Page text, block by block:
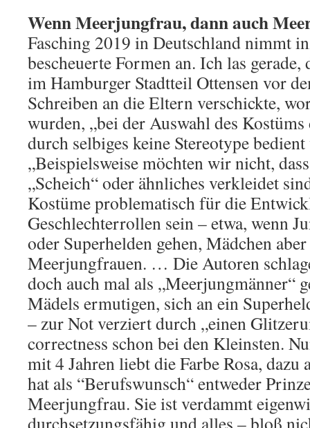
Wenn Meerjungfrau, dann auch
Fasching 2019 in Deutschland nimmt
bescheuerte Formen an. Ich las
im Hamburger Stadtteil Ottensen vor
Schreiben an die Eltern verschickte,
wurden, „bei der Auswahl des Kostüms
durch selbiges keine Stereotype
„Beispielsweise möchten wir nicht,
„Scheich“ oder ähnliches verkleidet
Kostüme problematisch für die
Geschlechterrollen sein – etwa, wenn
oder Superhelden gehen, Mädchen
Meerjungfrauen. … Die Autoren
doch auch mal als „Meerjungmänner“
Mädels ermutigen, sich an ein
– zur Not verziert durch „einen
correctness schon bei den Kleinsten.
mit 4 Jahren liebt die Farbe Rosa, dazu
hat als “Berufswunsch“ entweder
Meerjungfrau. Sie ist verdammt
durchsetzungsfähig und alles – bloß